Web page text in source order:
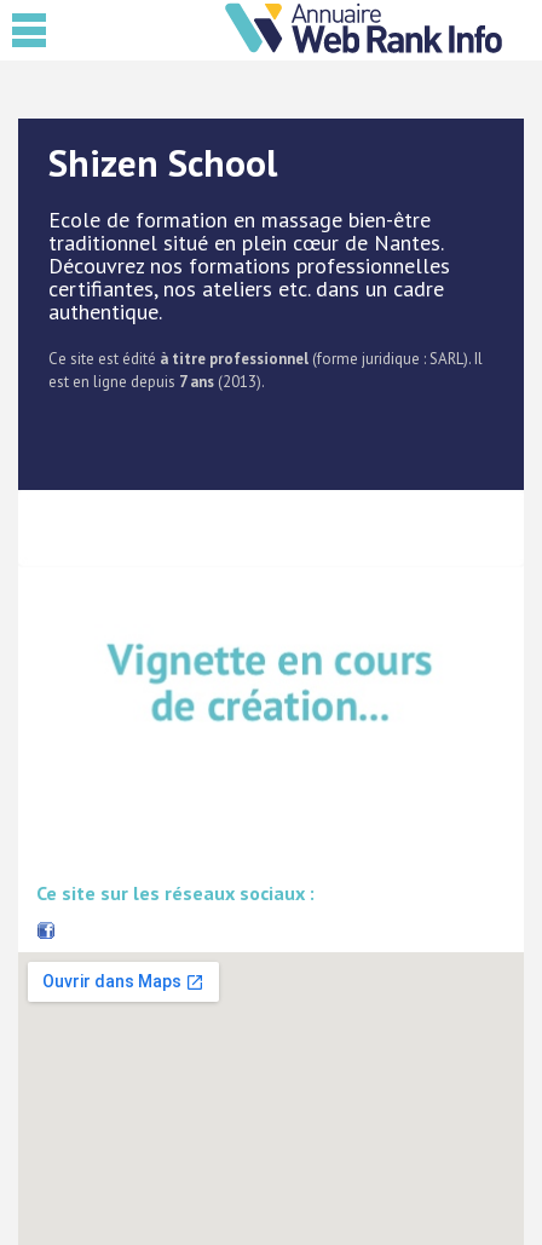
Shizen School
Ecole de formation en massage bien-être
traditionnel situé en plein cœur de Nantes.
Découvrez nos formations professionnelles
certifiantes, nos ateliers etc. dans un cadre
authentique.
Ce site est édité à titre professionnel (forme juridique : SARL). Il
est en ligne depuis 7 ans (2013).
Ce site sur les réseaux sociaux :